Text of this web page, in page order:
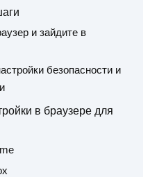
и зайдите в
безопасности и
в браузере для